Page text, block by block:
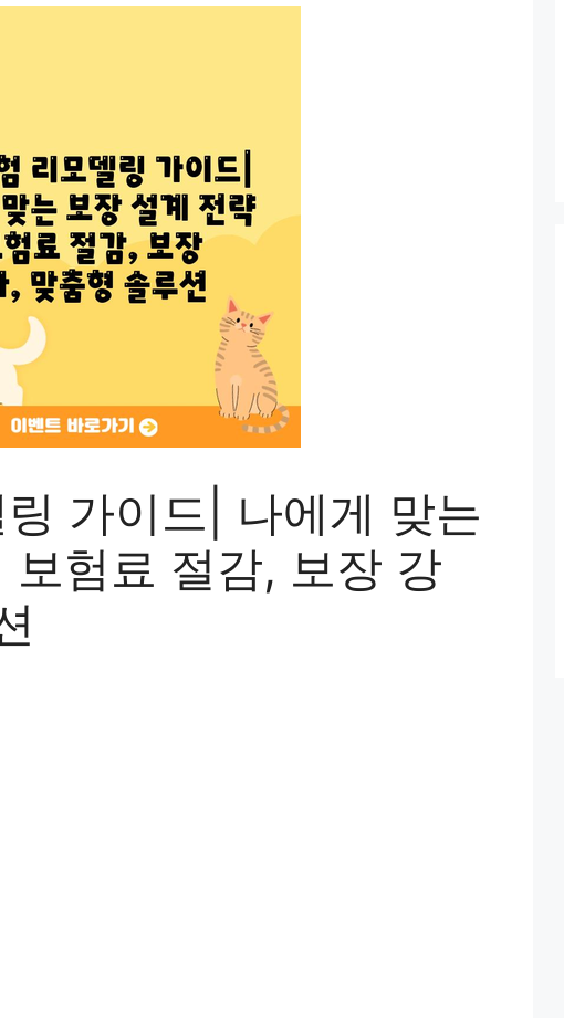
가이드| 나에게 맞는
험료 절감, 보장 강